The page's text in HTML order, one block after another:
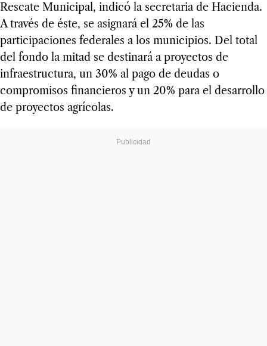
Rescate Municipal, indicó la secretaria de Hacienda.
A través de éste, se asignará el 25% de las
participaciones federales a los municipios. Del total
del fondo la mitad se destinará a proyectos de
infraestructura, un 30% al pago de deudas o
compromisos financieros y un 20% para el desarrollo
de proyectos agrícolas.